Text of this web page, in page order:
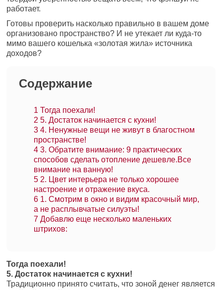
работает.
Готовы проверить насколько правильно в вашем доме
организовано пространство? И не утекает ли куда-то
мимо вашего кошелька «золотая жила» источника
доходов?
Содержание
1 Тогда поехали!
2 5. Достаток начинается с кухни!
3 4. Ненужные вещи не живут в благостном
пространстве!
4 3. Обратите внимание: 9 практических
способов сделать отопление дешевле.Все
внимание на ванную!
5 2. Цвет интерьера не только хорошее
настроение и отражение вкуса.
6 1. Смотрим в окно и видим красочный мир,
а не расплывчатые силуэты!
7 Добавлю еще несколько маленьких
штрихов:
Тогда поехали!
5. Достаток начинается с кухни!
Традиционно принято считать, что зоной денег является